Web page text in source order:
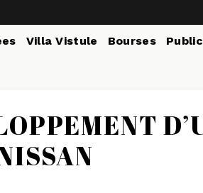
Villa Vistule Bourses